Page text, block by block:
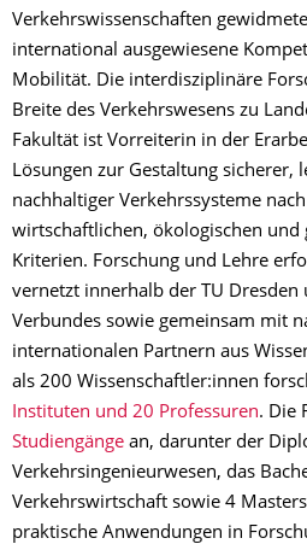
Verkehrswissenschaften
international ausgewiesene
Mobilität. Die interdisziplinäre
Breite des Verkehrswesens zu
Fakultät ist Vorreiterin in der
Lösungen zur Gestaltung sicherer,
nachhaltiger Verkehrssysteme
wirtschaftlichen, ökologischen und
Kriterien. Forschung und Lehre
vernetzt innerhalb der TU Dresden
Verbundes sowie gemeinsam mit
internationalen Partnern aus
als 200 Wissenschaftler:innen
Instituten und 20 Professuren. Die
Studiengänge an, darunter der
Verkehrsingenieurwesen, das
Verkehrswirtschaft sowie 4
praktische Anwendungen in